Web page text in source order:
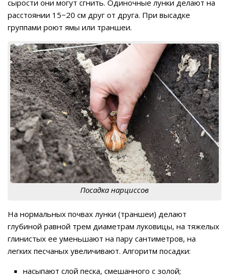
сырости они могут сгнить. Одиночные лунки делают на
расстоянии 15−20 см друг от друга. При высадке
группами роют ямы или траншеи.
Посадка нарциссов
На нормальных почвах лунки (траншеи) делают
глубиной равной трем диаметрам луковицы, на тяжелых
глинистых ее уменьшают на пару сантиметров, на
легких песчаных увеличивают. Алгоритм посадки:
насыпают слой песка, смешанного с золой;